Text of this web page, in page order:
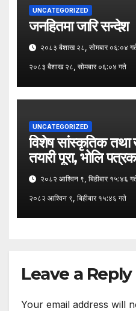
UNCATEGORIZED
जनहितमा जारि सन्देश
२०८३ बैशाख २८, सोमबार ०६:०४
२०८३ बैशाख २८, सोमबार ०६:०४ गते
UNCATEGORIZED
विशेष सांस्कृतिक
तयारी पूरा, भोलि
२०८२ आश्विन ९, बिहीबार १५:४६
२०८२ आश्विन ९, बिहीबार १५:४६ गते
Leave a Reply
Your email address will